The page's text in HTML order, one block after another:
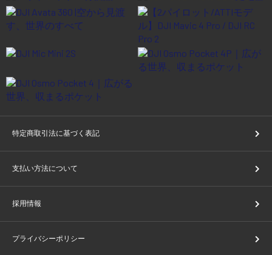
特定商取引法に基づく表記
支払い方法について
採用情報
プライバシーポリシー